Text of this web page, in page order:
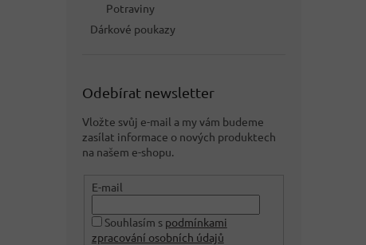
Potraviny
Dárkové poukazy
Odebírat newsletter
Vložte svůj e-mail a my vám budeme
zasílat informace o nových produktech
na našem e-shopu.
E-mail
Souhlasím s podmínkami
zpracování osobních údajů